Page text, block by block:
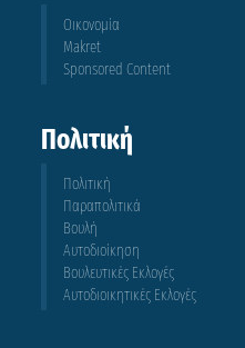
Οικονομία
Makret
Sponsored Content
Πολιτική
Πολιτική
Παραπολιτικά
Βουλή
Αυτοδιοίκηση
Βουλευτικές Εκλογές
Αυτοδιοικητικές Εκλογές